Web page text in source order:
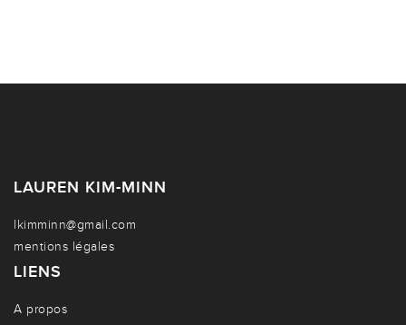
LAUREN KIM-MINN
lkimminn@gmail.com
mentions légales
LIENS
A propos